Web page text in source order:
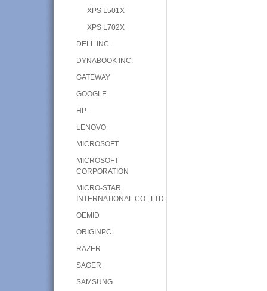
XPS L501X
XPS L702X
DELL INC.
DYNABOOK INC.
GATEWAY
GOOGLE
HP
LENOVO
MICROSOFT
MICROSOFT
CORPORATION
MICRO-STAR
INTERNATIONAL CO., LTD.
OEMID
ORIGINPC
RAZER
SAGER
SAMSUNG